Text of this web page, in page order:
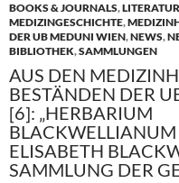
BOOKS & JOURNALS,
MEDIZINGESCHICHTE,
DER UB MEDUNI WIEN,NEWS,
BIBLIOTHEK,SAMMLUNGEN
AUS DEN
BESTÄNDEN DER
[6]: „HERBARIUM
ELISABETH
SAMMLUNG DER